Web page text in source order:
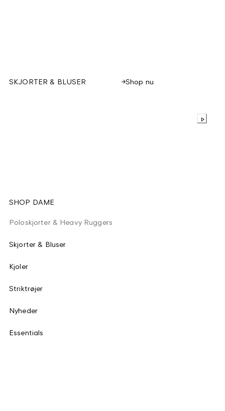
SKJORTER & BLUSER Shop nu
SHOP DAME
Poloskjorter & Heavy Ruggers
Skjorter & Bluser
Kjoler
Striktrøjer
Nyheder
Essentials